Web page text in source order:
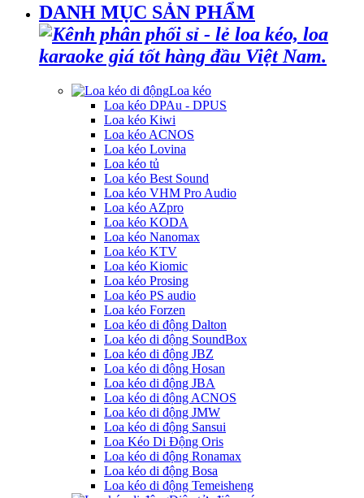
DANH MỤC SẢN PHẨM
Loa kéo
Loa kéo DPAu - DPUS
Loa kéo Kiwi
Loa kéo ACNOS
Loa kéo Lovina
Loa kéo tủ
Loa kéo Best Sound
Loa kéo VHM Pro Audio
Loa kéo AZpro
Loa kéo KODA
Loa kéo Nanomax
Loa kéo KTV
Loa kéo Kiomic
Loa kéo Prosing
Loa kéo PS audio
Loa kéo Forzen
Loa kéo di động Dalton
Loa kéo di động SoundBox
Loa kéo di động JBZ
Loa kéo di động Hosan
Loa kéo di động JBA
Loa kéo di động ACNOS
Loa kéo di động JMW
Loa kéo di động Sansui
Loa Kéo Di Động Oris
Loa kéo di động Ronamax
Loa kéo di động Bosa
Loa kéo di động Temeisheng